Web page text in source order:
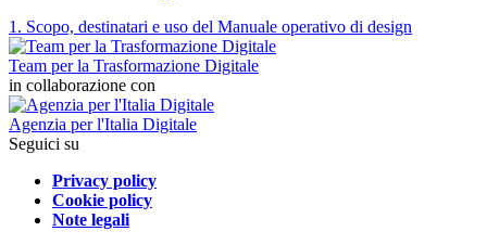
1. Scopo, destinatari e uso del Manuale operativo di design
Team per la Trasformazione Digitale
in collaborazione con
Agenzia per l'Italia Digitale
Seguici su
Privacy policy
Cookie policy
Note legali